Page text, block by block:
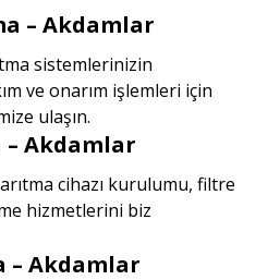
– Akdamlar
sistemlerinizin
ve onarım işlemleri için
ulaşın.
– Akdamlar
cihazı kurulumu, filtre
hizmetlerini biz
– Akdamlar